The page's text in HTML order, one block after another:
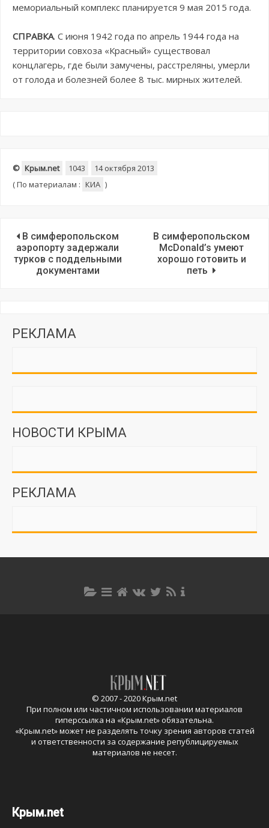
мемориальный комплекс планируется 9 мая 2015 года.
СПРАВКА. С июня 1942 года по апрель 1944 года на
территории совхоза «Красный» существовал
концлагерь, где были замучены, расстреляны, умерли
от голода и болезней более 8 тыс. мирных жителей.
© Крым.net 1043
14 октября 2013
(По материалам : КИА )
В симферопольском
аэропорту задержали
турков с поддельными
документами
В симферопольском
McDonald’s умеют
хорошо готовить и
петь
РЕКЛАМА
НОВОСТИ КРЫМА
РЕКЛАМА
© 2007 - 2020 Крым.net
При полном или частичном использовании материалов
гиперссылка на «Крым.net» обязательна.
«Крым.net» может не разделять точку зрения авторов статей
и ответственности за содержание републицируемых
материалов не несет.
Крым.net